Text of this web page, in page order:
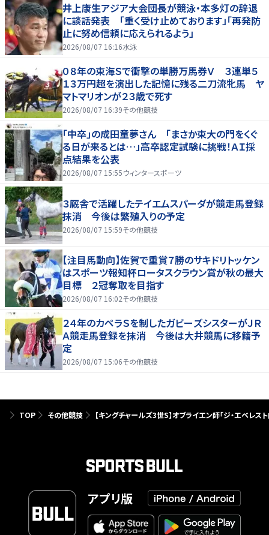
井上康生アジア大会団長が競泳・本多灯の辞退
に談話発表 「重く受け止めております」「再発防
止に努め信頼に応えられるよう」
2026/08/07 16:16水泳
０８年の東海Ｓで衝撃の単勝万馬券Ｖ ３連単５
１３万円超を演出した記憶に残る二刀流牝馬 ヤ
マトマリオンが２３歳で死す
2026/08/07 16:39その他競技
「中卒」の成田童夢さん 「まさか東大の門をくぐ
る日が来るとは…」高卒認定試験に挑戦！ＡＩ採
点結果を公表
2026/08/07 15:55ウィンタースポーツ
３厩舎で活躍したテイエムスパーダが競走馬登録
抹消 今後は繁殖入りの予定
2026/08/07 15:59その他競技
【注目馬動向】佐賀で重賞７勝のサキドリトッケン
はスポーツ報知杯ロータスクラウン賞が秋の最大
目標 ２冠奪取を目指す
2026/08/07 16:02その他競技
２４年のカペラＳを制したガビーズシスターがＪＲ
Ａ競走馬登録を抹消 今後は大井競馬に移籍予
定
2026/08/07 15:06その他競技
TOP その他競技 【キングチャールズ3世S】オブライエン師「ジ・エベレ
アプリ版